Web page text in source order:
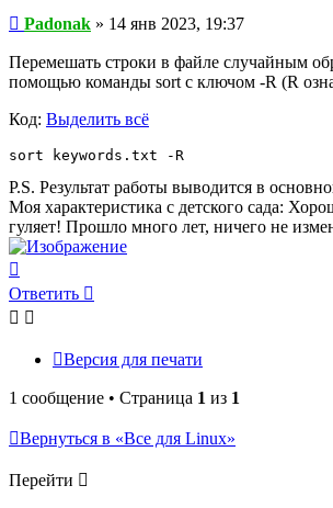
Сообщение
Padonak » 14 янв 2023, 19:37
Перемешать строки в файле случайным
помощью команды sort с ключом -R (R
Код: Выделить всё
sort keywords.txt -R
P.S. Результат работы выводится в
Моя характеристика с детского сада:
гуляет! Прошло много лет, ничего не
к
началу
Ответить
Версия для печати
1 сообщение • Страница 1 из 1
Вернуться в «Все для Linux»
Перейти